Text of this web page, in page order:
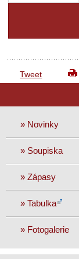
Tweet
» Novinky
» Soupiska
» Zápasy
» Tabulka
» Fotogalerie